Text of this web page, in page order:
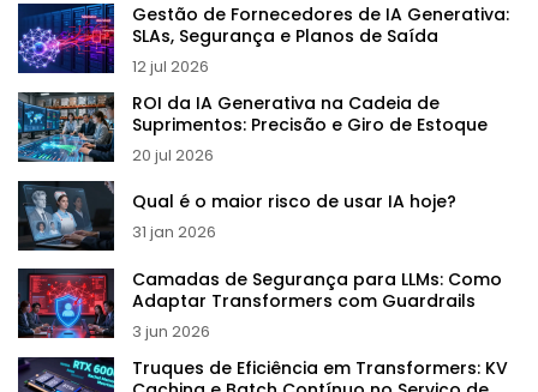
Gestão de Fornecedores de IA Generativa:
SLAs, Segurança e Planos de Saída
12 jul 2026
ROI da IA Generativa na Cadeia de
Suprimentos: Precisão e Giro de Estoque
20 jul 2026
Qual é o maior risco de usar IA hoje?
31 jan 2026
Camadas de Segurança para LLMs: Como
Adaptar Transformers com Guardrails
3 jun 2026
Truques de Eficiência em Transformers: KV